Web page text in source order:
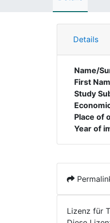
Details
Name/
First
Study
Place of
Year of
Lizenz für